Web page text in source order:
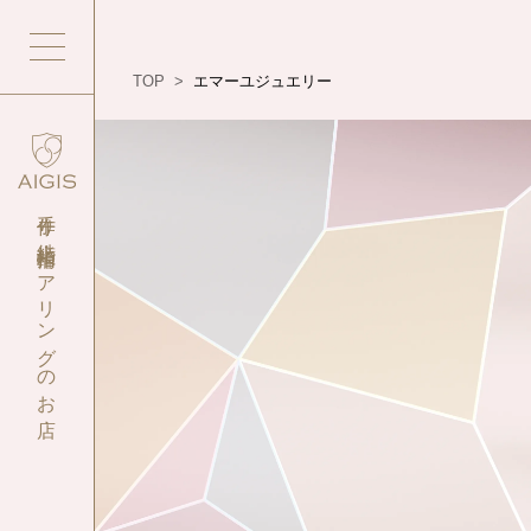
手作り結婚指輪・
ペアリングのお店
TOP > エマーユジュエリー